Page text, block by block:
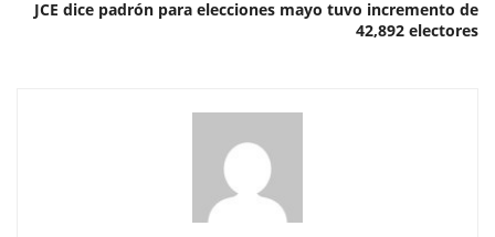
JCE dice padrón para elecciones mayo tuvo incremento de
42,892 electores